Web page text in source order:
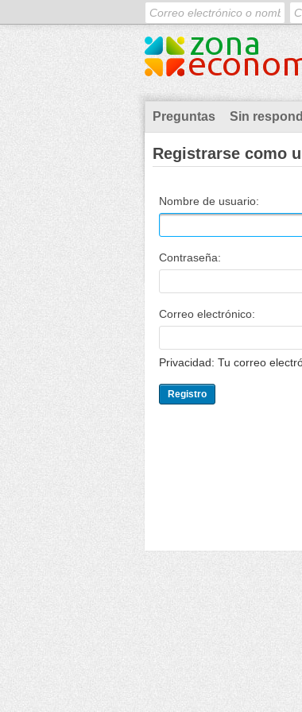
Preguntas Sin
Registrarse como
Nombre de usuario:
Contraseña:
Correo electrónico:
Privacidad: Tu correo